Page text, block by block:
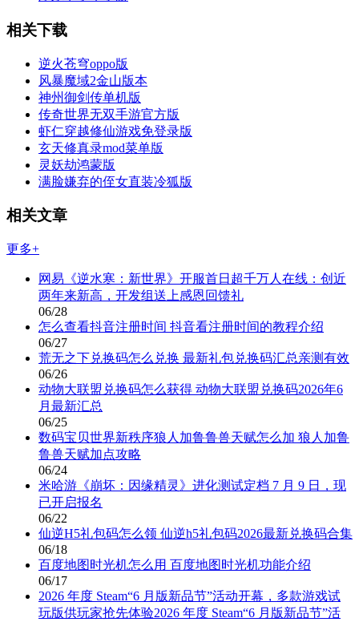
相关下载
逆火苍穹oppo版
风暴魔域2金山版本
神州御剑传单机版
传奇世界无双手游官方版
虾仁穿越修仙游戏免登录版
玄天修真录mod菜单版
灵妖劫鸿蒙版
满脸嫌弃的侄女直装冷狐版
相关文章
更多+
网易《逆水寒：新世界》开服首日超千万人在线：创近
两年来新高，开发组送上感恩回馈礼
06/28
怎么查看抖音注册时间 抖音看注册时间的教程介绍
06/27
荒无之下兑换码怎么兑换 最新礼包兑换码汇总亲测有效
06/26
动物大联盟兑换码怎么获得 动物大联盟兑换码2026年6
月最新汇总
06/25
数码宝贝世界新秩序狼人加鲁鲁兽天赋怎么加 狼人加鲁
鲁兽天赋加点攻略
06/24
米哈游《崩坏：因缘精灵》进化测试定档 7 月 9 日，现
已开启报名
06/22
仙逆H5礼包码怎么领 仙逆h5礼包码2026最新兑换码合集
06/18
百度地图时光机怎么用 百度地图时光机功能介绍
06/17
2026 年度 Steam“6 月版新品节”活动开幕，多款游戏试
玩版供玩家抢先体验2026 年度 Steam“6 月版新品节”活